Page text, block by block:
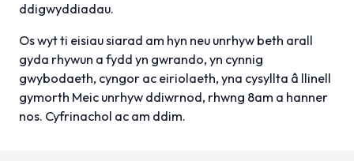
ddigwyddiadau.
Os wyt ti eisiau siarad am hyn neu unrhyw beth arall
gyda rhywun a fydd yn gwrando, yn cynnig
gwybodaeth, cyngor ac eiriolaeth, yna cysyllta â llinell
gymorth Meic unrhyw ddiwrnod, rhwng 8am a hanner
nos. Cyfrinachol ac am ddim.